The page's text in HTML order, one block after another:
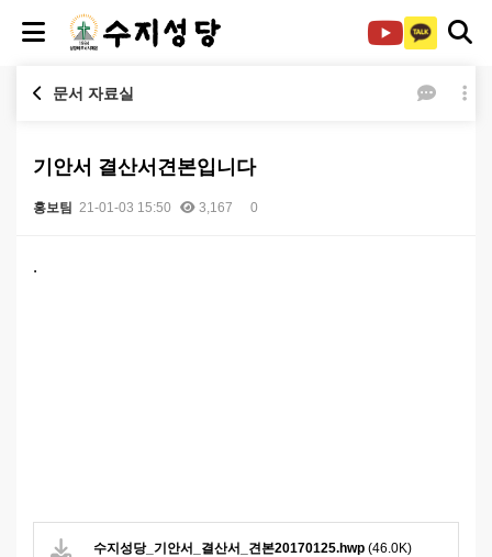
문서 자료실
기안서 결산서견본입니다
홍보팀 21-01-03 15:50 3,167 0
.
수지성당_기안서_결산서_견본20170125.hwp (46.0K)